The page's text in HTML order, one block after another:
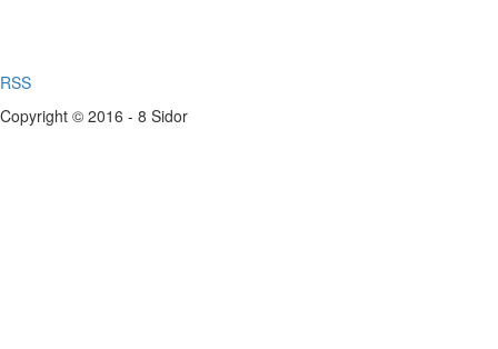
RSS
Copyright © 2016 - 8 Sidor